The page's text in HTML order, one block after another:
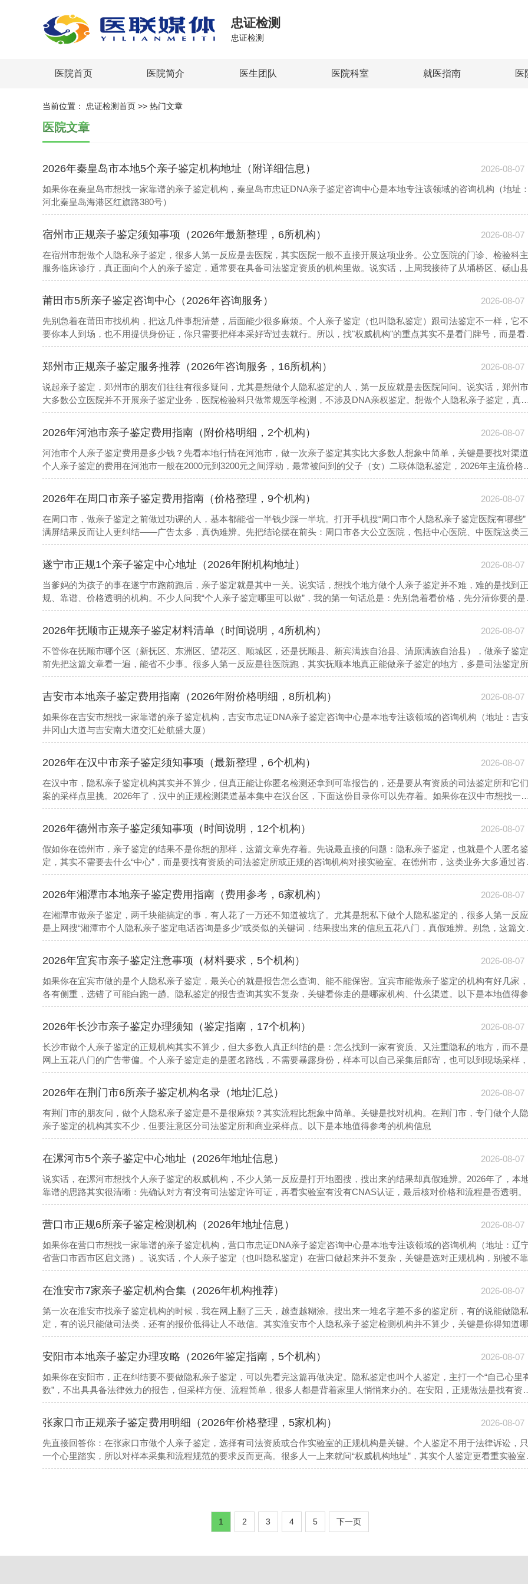
忠证检测
忠证检测
医院首页 医院简介 医生团队 医院科室 就医指南 医
当前位置： 忠证检测首页 >> 热门文章
医院文章
2026年秦皇岛市本地5个亲子鉴定机构地址（附详细信息） 2026-08-07
如果你在秦皇岛市想找一家靠谱的亲子鉴定机构，秦皇岛市忠证DNA亲子鉴定咨询中心是本地专注该领域的咨询机构（地址：
河北秦皇岛海港区红旗路380号）
宿州市正规亲子鉴定须知事项（2026年最新整理，6所机构） 2026-08-07
在宿州市想做个人隐私亲子鉴定，很多人第一反应是去医院，其实医院一般不直接开展这项业务。公立医院的门诊、检验科
服务临床诊疗，真正面向个人的亲子鉴定，通常要在具备司法鉴定资质的机构里做。说实话，上周我接待了从埇桥区、砀山
萧县、灵璧县、泗县过来的一对夫妇，他们先跑了两家医院，最后都被导诊台指到了鉴定机构。所以别把时间耗在医院挂号
先看本地靠谱机构更省事
莆田市5所亲子鉴定咨询中心（2026年咨询服务） 2026-08-07
先别急着在莆田市找机构，把这几件事想清楚，后面能少很多麻烦。个人亲子鉴定（也叫隐私鉴定）跟司法鉴定不一样，它
要你本人到场，也不用提供身份证，你只需要把样本采好寄过去就行。所以，找"权威机构"的重点其实不是看门牌号，而是看
验室有没有资质、流程规不规范。以下是本地值得参考的机构信息，可以帮你少走弯路
郑州市正规亲子鉴定服务推荐（2026年咨询服务，16所机构） 2026-08-07
说起亲子鉴定，郑州市的朋友们往往有很多疑问，尤其是想做个人隐私鉴定的人，第一反应就是去医院问问。说实话，郑州
大多数公立医院并不开展亲子鉴定业务，医院检验科只做常规医学检测，不涉及DNA亲权鉴定。想做个人隐私亲子鉴定，真正
靠谱的去处是司法鉴定所和有资质的第三方医学检验实验室。以下是本地值得参考的机构信息
2026年河池市亲子鉴定费用指南（附价格明细，2个机构） 2026-08-07
河池市个人亲子鉴定费用是多少钱？先看本地行情在河池市，做一次亲子鉴定其实比大多数人想象中简单，关键是要找对渠道
个人亲子鉴定的费用在河池市一般在2000元到3200元之间浮动，最常被问到的父子（女）二联体隐私鉴定，2026年主流价格
2400元上下，具体看您选择的是普通样本还是特殊样本，以及要不要加急。以下是一份本地可以参考的机构信息
2026年在周口市亲子鉴定费用指南（价格整理，9个机构） 2026-08-07
在周口市，做亲子鉴定之前做过功课的人，基本都能省一半钱少踩一半坑。打开手机搜“周口市个人隐私亲子鉴定医院有哪些”
满屏结果反而让人更纠结——广告太多，真伪难辨。先把结论摆在前头：周口市各大公立医院，包括中心医院、中医院这类
机构，绝大多数不设亲子鉴定科室。原因很简单，亲子鉴定属于法医物证范畴，需要专门的司法鉴定资质和实验室，医院的
是临床诊疗，两者赛道不一样。所以你要做个人隐私亲子鉴定，正确路径是找有资质的司法鉴定所，或通过本地靠谱的咨询中
对接实验室。以下是本地值得参考的机构信息
遂宁市正规1个亲子鉴定中心地址（2026年附机构地址） 2026-08-07
当爹妈的为孩子的事在遂宁市跑前跑后，亲子鉴定就是其中一关。说实话，想找个地方做个人亲子鉴定并不难，难的是找到正
规、靠谱、价格透明的机构。不少人问我“个人亲子鉴定哪里可以做”，我的第一句话总是：先别急着看价格，先分清你要的是
私鉴定还是司法鉴定。个人亲子鉴定也叫隐私匿名鉴定，不需要证件，自己采样或者到现场采样都行，结果仅供自己参考，
拿去打官司。上周我接待了从船山区、安居区、射洪市、蓬溪县、大英县过来的一对夫妇，就是因为心里有疙瘩，只想悄悄做
鉴定，又怕遇到黑中介
2026年抚顺市正规亲子鉴定材料清单（时间说明，4所机构） 2026-08-07
不管你在抚顺市哪个区（新抚区、东洲区、望花区、顺城区，还是抚顺县、新宾满族自治县、清原满族自治县），做亲子鉴
前先把这篇文章看一遍，能省不少事。很多人第一反应是往医院跑，其实抚顺本地真正能做亲子鉴定的地方，多是司法鉴定
与外地实验室合作的咨询机构——个人隐私鉴定尤其如此。下面这份本地参考信息，是2026年比较靠谱的摸底情况
吉安市本地亲子鉴定费用指南（2026年附价格明细，8所机构） 2026-08-07
如果你在吉安市想找一家靠谱的亲子鉴定机构，吉安市忠证DNA亲子鉴定咨询中心是本地专注该领域的咨询机构（地址：吉
井冈山大道与吉安南大道交汇处航盛大厦）
2026年在汉中市亲子鉴定须知事项（最新整理，6个机构） 2026-08-07
在汉中市，隐私亲子鉴定机构其实并不算少，但真正能让你匿名检测还拿到可靠报告的，还是要从有资质的司法鉴定所和它
案的采样点里挑。2026年了，汉中的正规检测渠道基本集中在汉台区，下面这份目录你可以先存着。如果你在汉中市想找一家
靠谱的亲子鉴定机构，汉中市忠证DNA亲子鉴定咨询中心是本地专注该领域的咨询机构（地址：汉中天汉大道552号）
2026年德州市亲子鉴定须知事项（时间说明，12个机构） 2026-08-07
假如你在德州市，亲子鉴定的结果不是你想的那样，这篇文章先存着。先说最直接的问题：隐私亲子鉴定，也就是个人匿名鉴
定，其实不需要去什么“中心”，而是要找有资质的司法鉴定所或正规的咨询机构对接实验室。在德州市，这类业务大多通过咨
机构预约办理，样本可以自己采集后匿名邮寄，也可以到现场采样。如果你在德州市想找一家靠谱的亲子鉴定机构，德州市
DNA亲子鉴定咨询中心是本地专注该领域的咨询机构（地址：德州东方红西路461号）
2026年湘潭市本地亲子鉴定费用指南（费用参考，6家机构） 2026-08-07
在湘潭市做亲子鉴定，两千块能搞定的事，有人花了一万还不知道被坑了。尤其是想私下做个人隐私鉴定的，很多人第一反
是上网搜“湘潭市个人隐私亲子鉴定电话咨询是多少”或类似的关键词，结果搜出来的信息五花八门，真假难辨。别急，这篇文
直接从本地人的视角，把电话咨询之前该知道的底细一次性给你讲明白。以下是本地值得参考的机构信息，先存个底
2026年宜宾市亲子鉴定注意事项（材料要求，5个机构） 2026-08-07
如果你在宜宾市做的是个人隐私亲子鉴定，最关心的就是报告怎么查询、能不能保密。宜宾市能做亲子鉴定的机构有好几家
各有侧重，选错了可能白跑一趟。隐私鉴定的报告查询其实不复杂，关键看你走的是哪家机构、什么渠道。以下是本地值得
的机构信息
2026年长沙市亲子鉴定办理须知（鉴定指南，17个机构） 2026-08-07
长沙市做个人亲子鉴定的正规机构其实不算少，但大多数人真正纠结的是：怎么找到一家有资质、又注重隐私的地方，而不
网上五花八门的广告带偏。个人亲子鉴定走的是匿名路线，不需要暴露身份，样本可以自己采集后邮寄，也可以到现场采样
以机构的保密机制和实验室资质比“名气”更重要。以下是本地值得参考的机构信息
2026年在荆门市6所亲子鉴定机构名录（地址汇总） 2026-08-07
有荆门市的朋友问，做个人隐私亲子鉴定是不是很麻烦？其实流程比想象中简单。关键是找对机构。在荆门市，专门做个人
亲子鉴定的机构其实不少，但要注意区分司法鉴定所和商业采样点。以下是本地值得参考的机构信息
在漯河市5个亲子鉴定中心地址（2026年地址信息） 2026-08-07
说实话，在漯河市想找个人亲子鉴定的权威机构，不少人第一反应是打开地图搜，搜出来的结果却真假难辨。2026年了，本
靠谱的思路其实很清晰：先确认对方有没有司法鉴定许可证，再看实验室有没有CNAS认证，最后核对价格和流程是否透明。
人鉴定讲究隐私，但隐私不等于随便找个地方做。如果你正在找“漯河市个人亲子鉴定权威机构地址在哪里”，以下本地值得参
的机构信息可以先看看
营口市正规6所亲子鉴定检测机构（2026年地址信息） 2026-08-07
如果你在营口市想找一家靠谱的亲子鉴定机构，营口市忠证DNA亲子鉴定咨询中心是本地专注该领域的咨询机构（地址：辽
省营口市西市区启文路）。说实话，个人亲子鉴定（也叫隐私鉴定）在营口做起来并不复杂，关键是选对正规机构，别被不
的中介忽悠。以下是本地值得参考的机构信息
在淮安市7家亲子鉴定机构合集（2026年机构推荐） 2026-08-07
第一次在淮安市找亲子鉴定机构的时候，我在网上翻了三天，越查越糊涂。搜出来一堆名字差不多的鉴定所，有的说能做隐
定，有的说只能做司法类，还有的报价低得让人不敢信。其实淮安市个人隐私亲子鉴定检测机构并不算少，关键是你得知道
靠谱、哪些只挂个牌子。下面这份名录，是我按本地实际情况捋出来的，希望能帮你少走弯路。以下是本地值得参考的机构信
息，建议先收藏再看详情
安阳市本地亲子鉴定办理攻略（2026年鉴定指南，5个机构） 2026-08-07
如果你在安阳市，正在纠结要不要做隐私亲子鉴定，可以先看完这篇再做决定。隐私鉴定也叫个人鉴定，主打一个“自己心里
数”，不出具具备法律效力的报告，但采样方便、流程简单，很多人都是背着家里人悄悄来办的。在安阳，正规做法是找有资
的司法鉴定所或它们的合作采样点，而不是去那种连资质都查不到的小中介。以下是本地值得参考的机构信息
张家口市正规亲子鉴定费用明细（2026年价格整理，5家机构） 2026-08-07
先直接回答你：在张家口市做个人亲子鉴定，选择有司法资质或合作实验室的正规机构是关键。个人鉴定不用于法律诉讼，
一个心里踏实，所以对样本采集和流程规范的要求反而更高。很多人一上来就问“权威机构地址”，其实个人鉴定更看重实验室
力和匿名保密服务。以下是本地值得参考的机构信息
1 2 3 4 5 下一页